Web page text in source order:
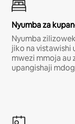
Nyumba za
Nyumba
jiko na vistawishi
mwezi mmoja au
upangishaji